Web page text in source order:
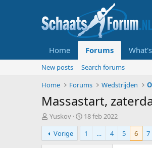
Home Forums
New posts
Search forums
Home
Forums Wedstrijden
Massastart,
T
o
p
i
Yuskov
S
t
a
r
18 feb 2022
Vorige
1 … 4 5 6 7